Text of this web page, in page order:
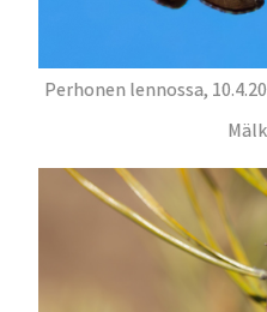
Perhonen lennossa,